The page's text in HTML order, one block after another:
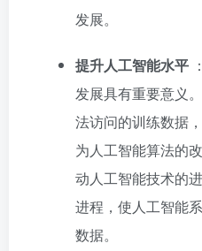
发展。
提升人工智能水平
发展具有重要意义
法访问的训练数据
为人工智能算法的
动人工智能技术的
进程，使人工智能
数据。